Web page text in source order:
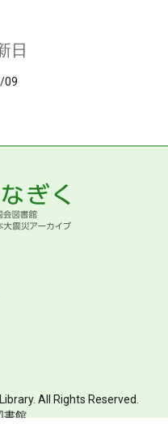
日
09
All Rights Reserved.